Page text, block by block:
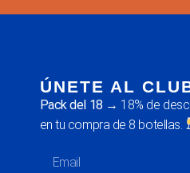
ÚNETE AL
Pack del 18→ 18% de
en tu compra de 8 botellas.